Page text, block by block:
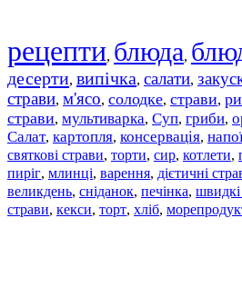
рецепти, блюда,
десерти, випічка, салати,
страви, м'ясо, солодке, страви,
страви, мультиварка, Суп, гриби,
Салат, картопля, консервація,
святкові страви, торти, сир, котлети,
пиріг, млинці, варення, дієтичні
великдень, сніданок, печінка,
страви, кекси, торт, хліб,